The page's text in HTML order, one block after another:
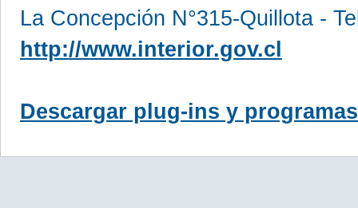
La Concepción N°315-Quillota -
http://www.interior.gov.cl
Descargar plug-ins y